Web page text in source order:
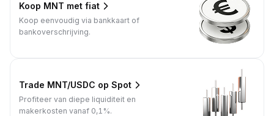
Koop MNT met fiat
Koop eenvoudig via bankkaart of
bankoverschrijving.
Trade MNT/USDC op Spot
Profiteer van diepe liquiditeit en
makerkosten vanaf 0,1%.